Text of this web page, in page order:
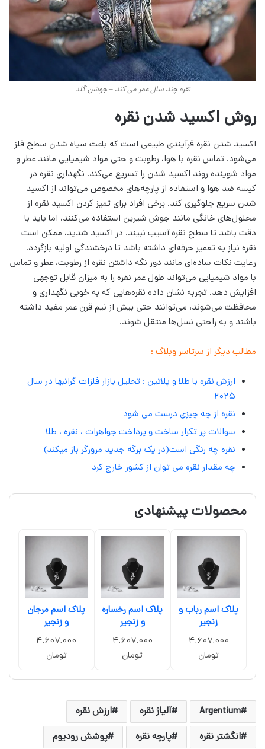
نقره چند سال عمر می کند – جوشن گلد
روش اکسید شدن نقره
اکسید شدن نقره فرآیندی طبیعی است که باعث سیاه شدن سطح فلز
می‌شود. تماس نقره با هوا، رطوبت و حتی مواد شیمیایی مانند عطر و
مواد شوینده روند اکسید شدن را تسریع می‌کند. نگهداری نقره در
کیسه ضد هوا و استفاده از پارچه‌های مخصوص می‌تواند از اکسید
شدن سریع جلوگیری کند. برخی افراد برای تمیز کردن اکسید نقره از
محلول‌های خانگی مانند جوش شیرین استفاده می‌کنند، اما باید با
دقت باشد تا سطح نقره آسیب نبیند. در اکسید شدید، ممکن است
نقره نیاز به تعمیر حرفه‌ای داشته باشد تا درخشندگی اولیه بازگردد.
رعایت نکات ساده‌ای مانند دور نگه داشتن نقره از رطوبت، عطر و تماس
با مواد شیمیایی می‌تواند طول عمر نقره را به میزان قابل توجهی
افزایش دهد. تجربه نشان داده نقره‌هایی که به خوبی نگهداری و
محافظت می‌شوند، می‌توانند حتی بیش از نیم قرن عمر مفید داشته
باشند و به راحتی نسل‌ها منتقل شوند.
مطالب دیگر از سرتاسر وبلاگ :
ارزش نقره با طلا و پلاتین : تحلیل بازار فلزات گرانبها در سال
۲۰۲۵
نقره از چه چیزی درست می شود
سوالات پر تکرار ساخت و پرداخت جواهرات ، نقره ، طلا
نقره چه رنگی است(در یک برگه جدید مرورگر باز میکند)
چه مقدار نقره می توان از کشور خارج کرد
محصولات پیشنهادی
پلاک اسم رباب و
زنجیر
4,607,000
تومان
پلاک اسم رخساره
و زنجیر
4,607,000
تومان
پلاک اسم مرجان
و زنجیر
4,607,000
تومان
Argentium آلیاژ نقره
ارزش نقره
انگشتر نقره
پارچه نقره
پوشش رودیوم